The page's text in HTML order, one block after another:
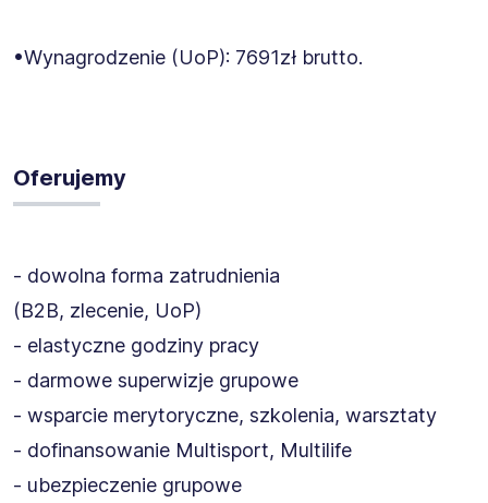
•Wynagrodzenie (UoP): 7691zł brutto.
Oferujemy
- dowolna forma zatrudnienia
(B2B, zlecenie, UoP)
- elastyczne godziny pracy
- darmowe superwizje grupowe
- wsparcie merytoryczne, szkolenia, warsztaty
- dofinansowanie Multisport, Multilife
- ubezpieczenie grupowe